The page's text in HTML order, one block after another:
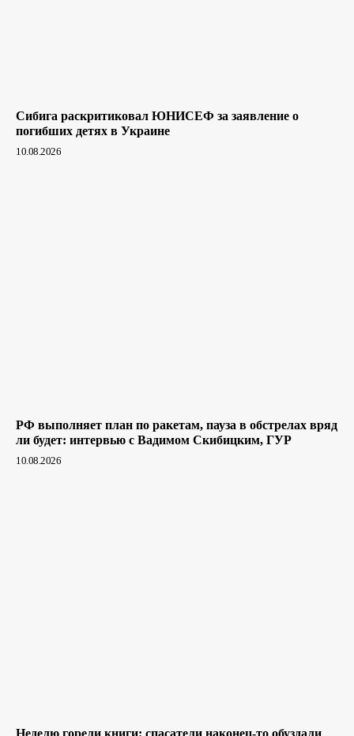
Сибига раскритиковал ЮНИСЕФ за заявление о
погибших детях в Украине
10.08.2026
РФ выполняет план по ракетам, пауза в обстрелах вряд
ли будет: интервью с Вадимом Скибицким, ГУР
10.08.2026